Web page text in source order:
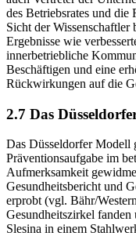
des Betriebsrates und
Sicht der
Ergebnisse wie
innerbetriebliche
Beschäftigen und eine
Rückwirkungen auf die
2.7 Das
Das Düsseldorfer Modell
Präventionsaufgabe im
Aufmerksamkeit
Gesundheitsbericht und
erprobt (vgl. Bähr/
Gesundheitszirkel
Slesina in einem